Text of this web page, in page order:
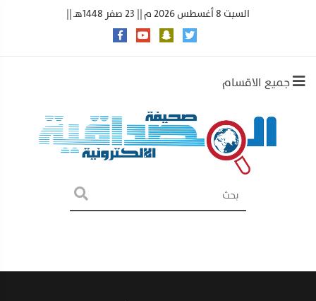
السبت 8 أغسطس 2026 م || 23 صفر 1448هـ ||
جميع الاقسام